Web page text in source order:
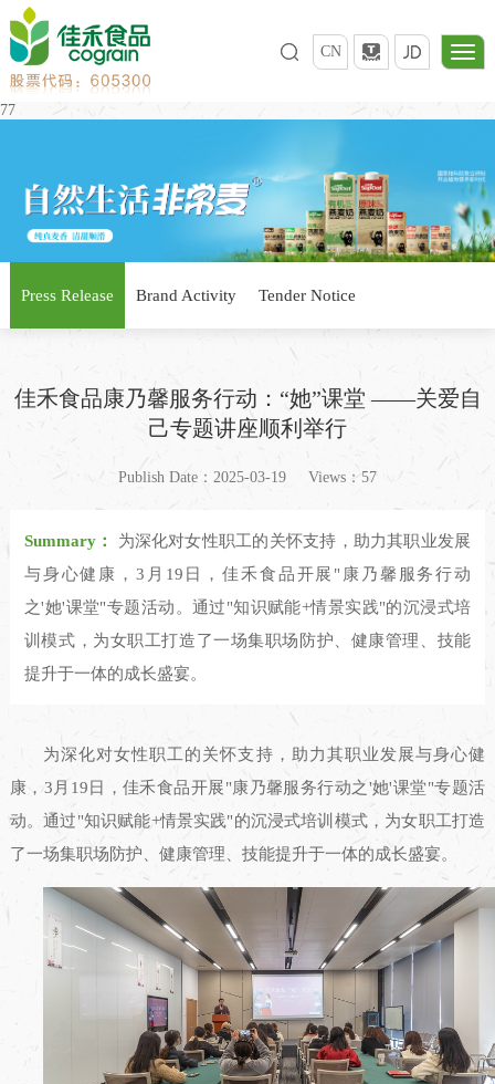
CN
77
Press Release Brand Activity Tender Notice
佳禾食品康乃馨服务行动：“她”课堂 ——关爱自
己专题讲座顺利举行
Publish Date：2025-03-19 Views：57
Summary：
为深化对女性职工的关怀支持，助力其职业发展
与身心健康，3月19日，佳禾食品开展"康乃馨服务行动
之'她'课堂"专题活动。通过"知识赋能+情景实践"的沉浸式培
训模式，为女职工打造了一场集职场防护、健康管理、技能
提升于一体的成长盛宴。
为深化对女性职工的关怀支持，助力其职业发展与身心健
康，3月19日，佳禾食品开展"康乃馨服务行动之'她'课堂"专题活
动。通过"知识赋能+情景实践"的沉浸式培训模式，为女职工打造
了一场集职场防护、健康管理、技能提升于一体的成长盛宴。